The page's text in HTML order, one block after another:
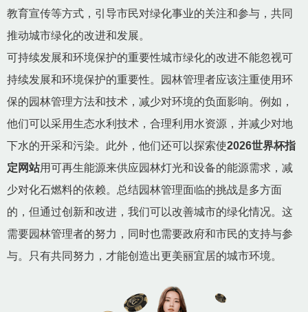
教育宣传等方式，引导市民对绿化事业的关注和参与，共同
推动城市绿化的改进和发展。
可持续发展和环境保护的重要性城市绿化的改进不能忽视可
持续发展和环境保护的重要性。园林管理者应该注重使用环
保的园林管理方法和技术，减少对环境的负面影响。例如，
他们可以采用生态水利技术，合理利用水资源，并减少对地
下水的开采和污染。此外，他们还可以探索使2026世界杯指
定网站用可再生能源来供应园林灯光和设备的能源需求，减
少对化石燃料的依赖。总结园林管理面临的挑战是多方面
的，但通过创新和改进，我们可以改善城市的绿化情况。这
需要园林管理者的努力，同时也需要政府和市民的支持与参
与。只有共同努力，才能创造出更美丽宜居的城市环境。